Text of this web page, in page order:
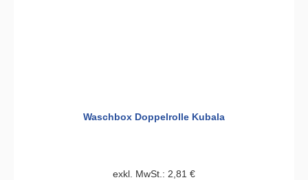
Waschbox Doppelrolle Kubala
exkl. MwSt.: 2,81 €